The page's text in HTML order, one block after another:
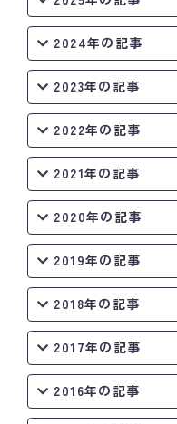
2024年の記事
2023年の記事
2022年の記事
2021年の記事
2020年の記事
2019年の記事
2018年の記事
2017年の記事
2016年の記事